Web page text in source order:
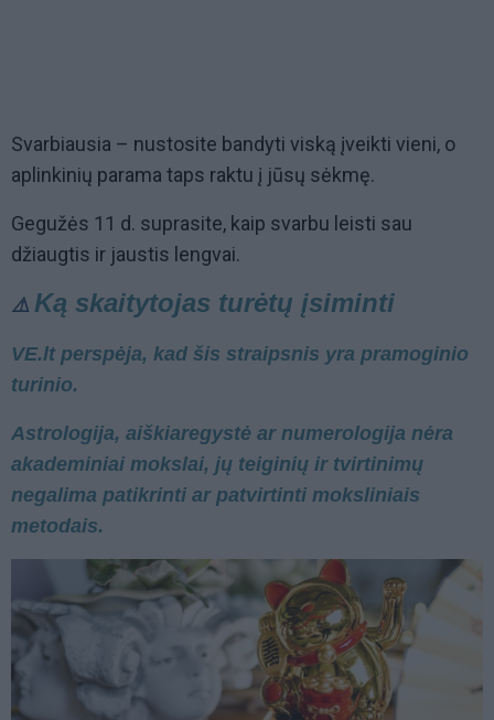
Svarbiausia – nustosite bandyti viską įveikti vieni, o
aplinkinių parama taps raktu į jūsų sėkmę.
Gegužės 11 d. suprasite, kaip svarbu leisti sau
džiaugtis ir jaustis lengvai.
⚠️ Ką skaitytojas turėtų įsiminti
VE.lt perspėja, kad šis straipsnis yra pramoginio
turinio.
Astrologija, aiškiaregystė ar numerologija nėra
akademiniai mokslai, jų teiginių ir tvirtinimų
negalima patikrinti ar patvirtinti moksliniais
metodais.